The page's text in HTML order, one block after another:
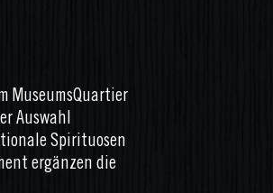
MuseumsQuartier
Auswahl
Spirituosen
ergänzen die